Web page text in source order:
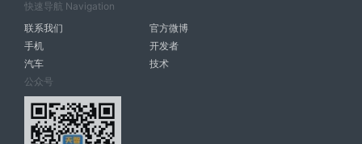
快速导航 Navigation
联系我们
官方微博
手机
开发者
汽车
技术
公众号